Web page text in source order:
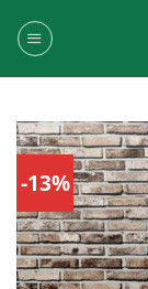
đến
-13%